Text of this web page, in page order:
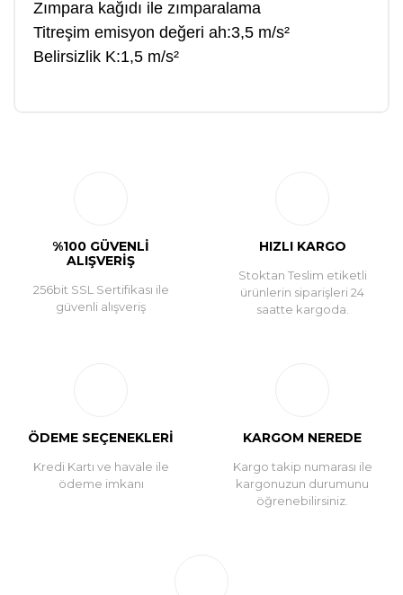
Zımpara kağıdı ile zımparalama
Titreşim emisyon değeri ah:3,5 m/s²
Belirsizlik K:1,5 m/s²
%100 GÜVENLİ
ALIŞVERİŞ
256bit SSL Sertifikası ile
güvenli alışveriş
HIZLI KARGO
Stoktan Teslim etiketli
ürünlerin siparişleri 24
saatte kargoda.
ÖDEME SEÇENEKLERİ
Kredi Kartı ve havale ile
ödeme imkanı
KARGOM NEREDE
Kargo takip numarası ile
kargonuzun durumunu
öğrenebilirsiniz.